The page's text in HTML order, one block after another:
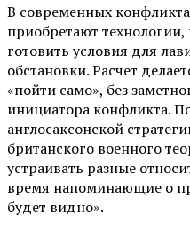
В современных
приобретают
готовить условия для
обстановки. Расчет
«пойти само», без
инициатора конфликта.
англосаксонской
британского военного
устраивать разные
время напоминающие о
будет видно».